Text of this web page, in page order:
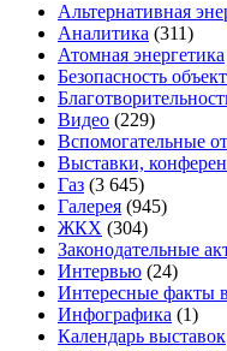
Альтернативная
Аналитика (311)
Атомная энергетика
Безопасность
Видео (229)
Вспомогательные
Выставки,
Газ (3 645)
Галерея (945)
ЖКХ (304)
Законодательные
Интервью (24)
Интересные факты
Инфографика (1)
Календарь выставок